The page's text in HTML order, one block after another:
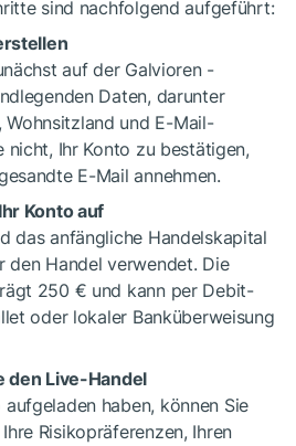
sind nachfolgend aufgeführt:
auf der Galvioren -
Daten, darunter
Wohnsitzland und E-Mail-
nicht, Ihr Konto zu bestätigen,
E-Mail annehmen.
Konto auf
das anfängliche Handelskapital
den Handel verwendet. Die
250 € und kann per Debit-
oder lokaler Banküberweisung
den Live-Handel
haben, können Sie
Risikopräferenzen, Ihren